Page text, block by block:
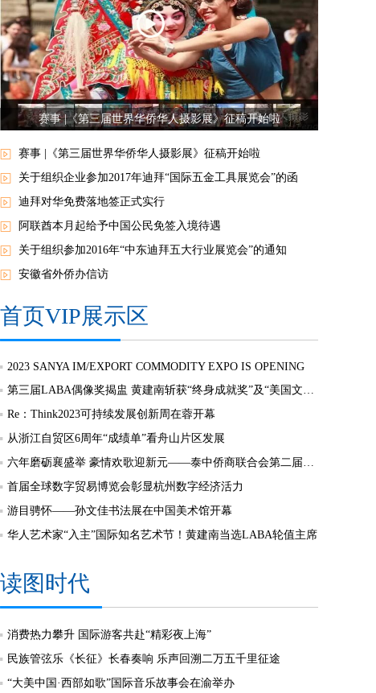
赛事 |《第三届世界华侨华人摄影展》征稿开始啦
赛事 |《第三届世界华侨华人摄影展》征稿开始啦
关于组织企业参加2017年迪拜“国际五金工具展览会”的函
迪拜对华免费落地签正式实行
阿联酋本月起给予中国公民免签入境待遇
关于组织参加2016年“中东迪拜五大行业展览会”的通知
安徽省外侨办信访
首页VIP展示区
2023 SANYA IM/EXPORT COMMODITY EXPO IS OPENING
第三届LABA偶像奖揭盅 黄建南斩获“终身成就奖”及“美国文化奖”
Re：Think2023可持续发展创新周在蓉开幕
从浙江自贸区6周年“成绩单”看舟山片区发展
六年磨砺襄盛举 豪情欢歌迎新元——泰中侨商联合会第二届第七次会员大会暨新春联欢晚会隆重举行
首届全球数字贸易博览会彰显杭州数字经济活力
游目骋怀——孙文佳书法展在中国美术馆开幕
华人艺术家“入主”国际知名艺术节！黄建南当选LABA轮值主席
读图时代
消费热力攀升 国际游客共赴“精彩夜上海”
民族管弦乐《长征》长春奏响 乐声回溯二万五千里征途
“大美中国·西部如歌”国际音乐故事会在渝举办